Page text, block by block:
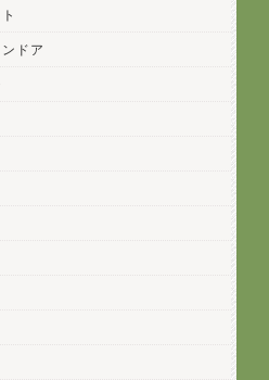
ドア